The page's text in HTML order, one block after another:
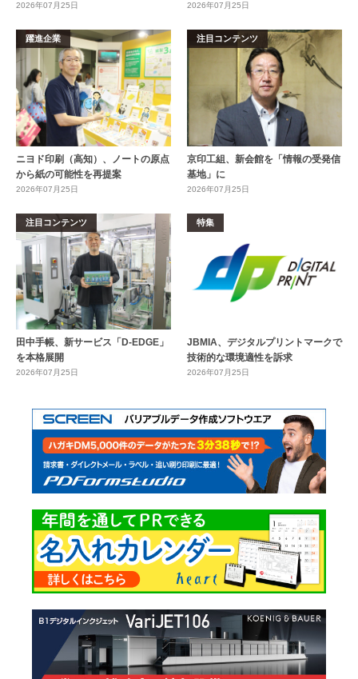
2026年07月25日 2026年07月25日
躍進企業
ニヨド印刷（高知）、ノートの原点
から紙の可能性を再提案
2026年07月25日
注目コンテンツ
京印工組、新会館を「情報の受発信
基地」に
2026年07月25日
注目コンテンツ
田中手帳、新サービス「D-EDGE」
を本格展開
2026年07月25日
特集
JBMIA、デジタルプリントマークで
技術的な環境適性を訴求
2026年07月25日